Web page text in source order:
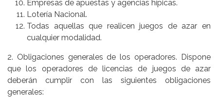
Empresas de apuestas y agencias hípicas.
Lotería Nacional.
Todas aquellas que realicen juegos de azar en
cualquier modalidad.
2. Obligaciones generales de los operadores. Dispone
que los operadores de licencias de juegos de azar
deberán cumplir con las siguientes obligaciones
generales: